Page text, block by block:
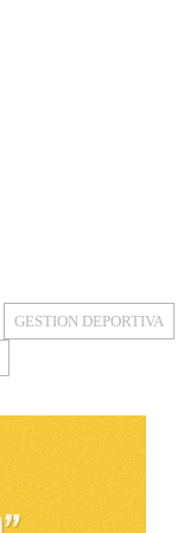
GESTION DEPORTIVA